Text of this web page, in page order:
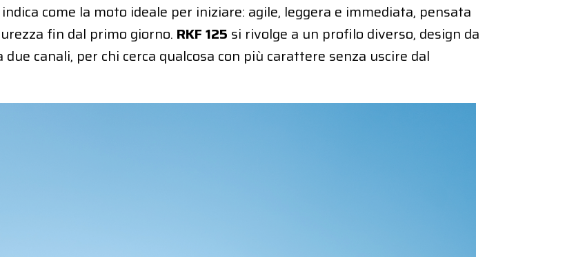
come la moto ideale per iniziare: agile, leggera e immediata, pensata
fin dal primo giorno. RKF 125 si rivolge a un profilo diverso, design da
canali, per chi cerca qualcosa con più carattere senza uscire dal